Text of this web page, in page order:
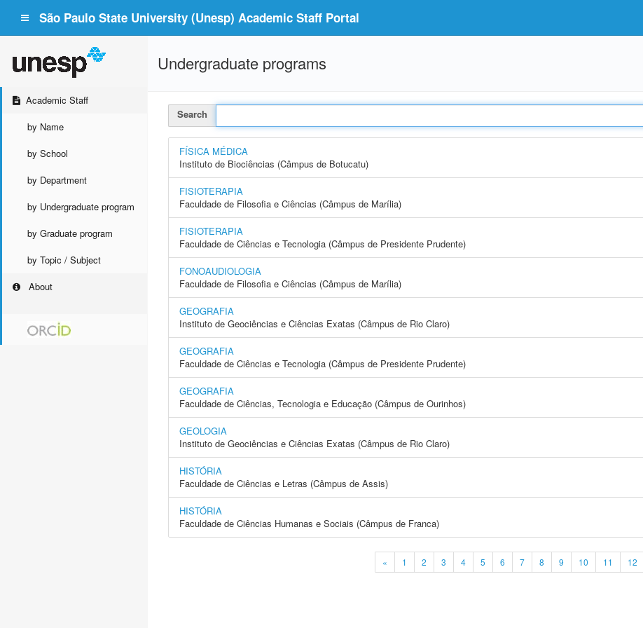
São Paulo State University (Unesp) Academic Staff Portal
Academic Staff
by Name
by School
by Department
by Undergraduate program
by Graduate program
by Topic / Subject
About
Undergraduate programs
Search
FÍSICA MÉDICA
Instituto de Biociências (Câmpus de Botucatu)
FISIOTERAPIA
Faculdade de Filosofia e Ciências (Câmpus de Marília)
FISIOTERAPIA
Faculdade de Ciências e Tecnologia (Câmpus de Presidente Prudente)
FONOAUDIOLOGIA
Faculdade de Filosofia e Ciências (Câmpus de Marília)
GEOGRAFIA
Instituto de Geociências e Ciências Exatas (Câmpus de Rio Claro)
GEOGRAFIA
Faculdade de Ciências e Tecnologia (Câmpus de Presidente Prudente)
GEOGRAFIA
Faculdade de Ciências, Tecnologia e Educação (Câmpus de Ourinhos)
GEOLOGIA
Instituto de Geociências e Ciências Exatas (Câmpus de Rio Claro)
HISTÓRIA
Faculdade de Ciências e Letras (Câmpus de Assis)
HISTÓRIA
Faculdade de Ciências Humanas e Sociais (Câmpus de Franca)
« 1 2 3 4 5 6 7 8 9 10 11 12